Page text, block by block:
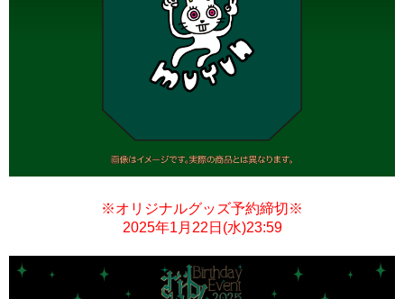
※オリジナルグッズ予約締切※
2025年1月22日(水)23:59